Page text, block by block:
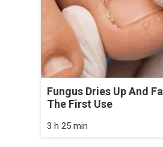
Fungus Dries Up And
The First Use
3 h 25 min